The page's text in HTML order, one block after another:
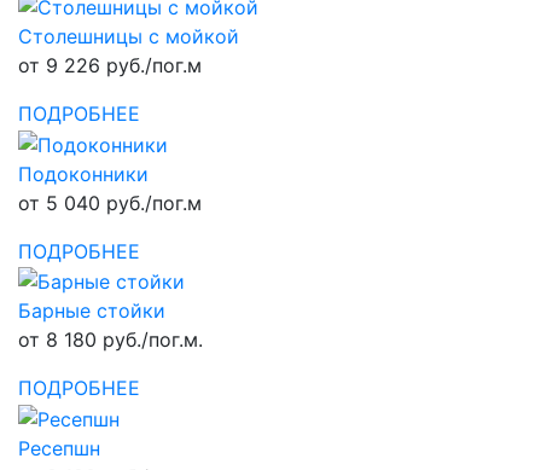
Столешницы с мойкой
от 9 226 руб./пог.м
ПОДРОБНЕЕ
Подоконники
от 5 040 руб./пог.м
ПОДРОБНЕЕ
Барные стойки
от 8 180 руб./пог.м.
ПОДРОБНЕЕ
Ресепшн